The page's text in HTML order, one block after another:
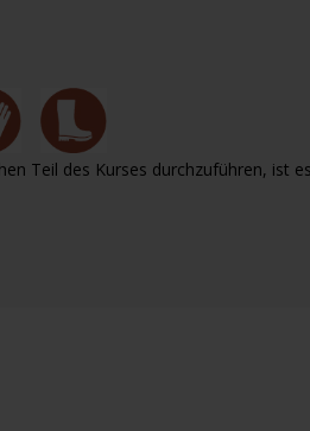
Teil des Kurses durchzuführen, ist